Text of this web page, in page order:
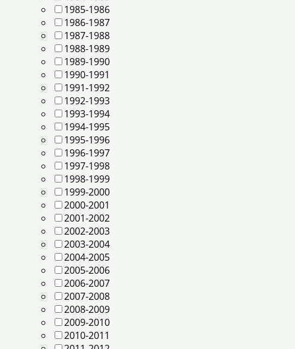
1985-1986
1986-1987
1987-1988
1988-1989
1989-1990
1990-1991
1991-1992
1992-1993
1993-1994
1994-1995
1995-1996
1996-1997
1997-1998
1998-1999
1999-2000
2000-2001
2001-2002
2002-2003
2003-2004
2004-2005
2005-2006
2006-2007
2007-2008
2008-2009
2009-2010
2010-2011